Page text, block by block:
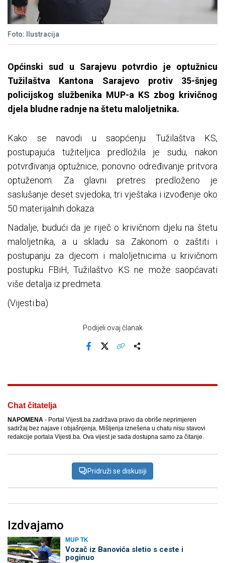
Foto: Ilustracija
Općinski sud u Sarajevu potvrdio je optužnicu
Tužilaštva Kantona Sarajevo protiv 35-šnjeg
policijskog službenika MUP-a KS zbog krivičnog
djela bludne radnje na štetu maloljetnika.
Kako se navodi u saopćenju Tužilaštva KS,
postupajuća tužiteljica predložila je sudu, nakon
potvrđivanja optužnice, ponovno određivanje pritvora
optuženom. Za glavni pretres predloženo je
saslušanje deset svjedoka, tri vještaka i izvođenje oko
50 materijalnih dokaza.
Nadalje, budući da je riječ o krivičnom djelu na štetu
maloljetnika, a u skladu sa Zakonom o zaštiti i
postupanju za djecom i maloljetnicima u krivičnom
postupku FBiH, Tužilaštvo KS ne može saopćavati
više detalja iz predmeta.
(Vijesti.ba)
Podijeli ovaj članak
Chat čitatelja
NAPOMENA - Portal Vijesti.ba zadržava pravo da obriše neprimjeren
sadržaj bez najave i objašnjenja. Mišljenja iznešena u chatu nisu stavovi
redakcije portala Vijesti.ba. Ova vijest je sada dostupna samo za čitanje.
Pridruži se diskusiji
Izdvajamo
MUP TK
Vozač iz Banovića sletio s ceste i
poginuo